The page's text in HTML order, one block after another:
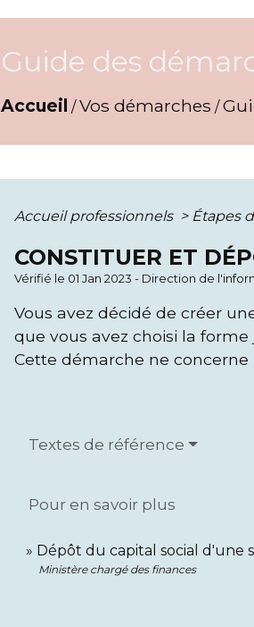
Guide des
Accueil /Vos démarches /
Accueil professionnels > Étapes
CONSTITUER ET
Vérifié le 01 Jan 2023 - Direction de
Vous avez décidé de créer
que vous avez choisi la
Cette démarche ne
Textes de référence
Pour en savoir plus
Dépôt du capital social d'une
Ministère chargé des finances